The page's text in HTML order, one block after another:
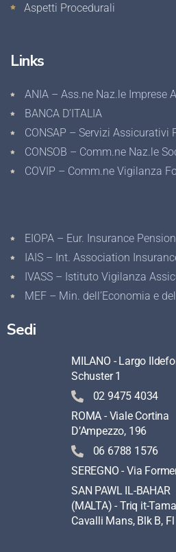
Aspetti Procedurali
Links
ANIA – Ass.ne Naz.le Imprese
BANCA D’ITALIA
CONSAP – Servizi Assicurativi
CONSOB – Comm.ne Naz.le
COVIP – Comm.ne Vigilanza
EIOPA – Eur. Insurance
IAIS – Int. Association
IVASS – Istituto Vigilanza
MEF – Min. dell’Economia e
Sedi
MILANO - Largo
Schuster 1
02 9475 4034
ROMA - Viale Cortina
D’Ampezzo, 196
06 6788 1576
SEREGNO - Via
SAN PAWL IL-BAHAR
(MALTA) - Triq it-
Cavalli Mans, Blk B, Fl